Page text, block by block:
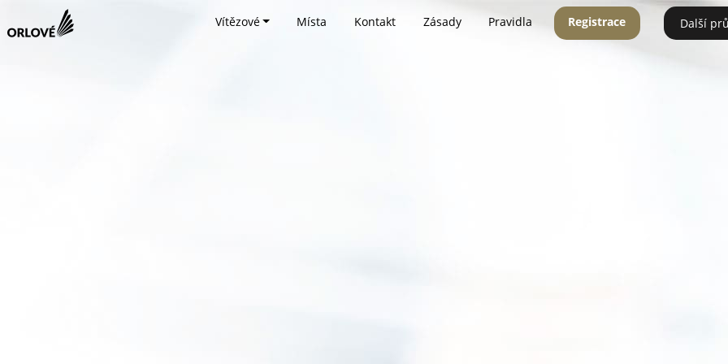
Vítězové Místa Kontakt Zásady Pravidla Registrace Další